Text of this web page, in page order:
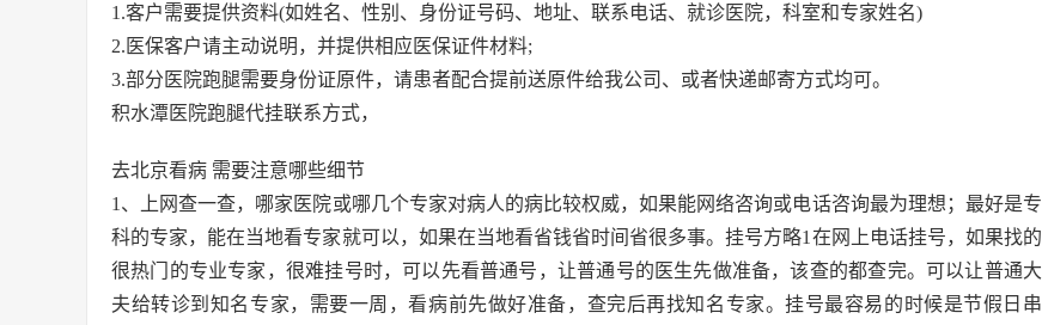
1.客户需要提供资料(如姓名、性别、身份证号码、地址、联系电话、就诊医院，科室和专家姓名)
2.医保客户请主动说明，并提供相应医保证件材料;
3.部分医院跑腿需要身份证原件，请患者配合提前送原件给我公司、或者快递邮寄方式均可。
积水潭医院跑腿代挂联系方式，
去北京看病 需要注意哪些细节
1、上网查一查，哪家医院或哪几个专家对病人的病比较权威，如果能网络咨询或电话咨询最为理想；最好是专
科的专家，能在当地看专家就可以，如果在当地看省钱省时间省很多事。挂号方略1在网上电话挂号，如果找的
很热门的专业专家，很难挂号时，可以先看普通号，让普通号的医生先做准备，该查的都查完。可以让普通大
夫给转诊到知名专家，需要一周，看病前先做好准备，查完后再找知名专家。挂号最容易的时候是节假日串